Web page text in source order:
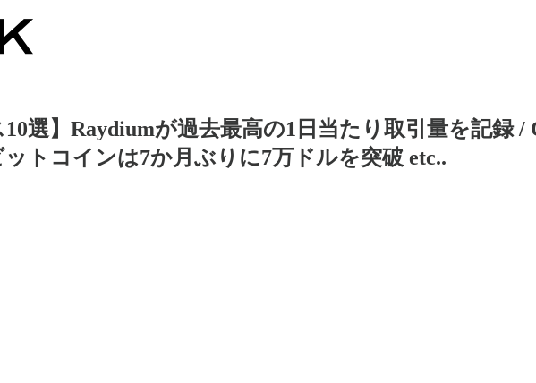
10選】Raydiumが過去最高の1日当たり取引量を記
トコインは7か月ぶりに7万ドルを突破 etc..